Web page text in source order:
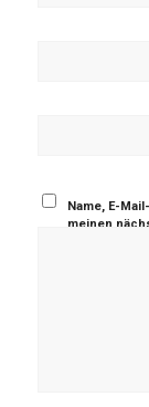
Name, E-
meinen